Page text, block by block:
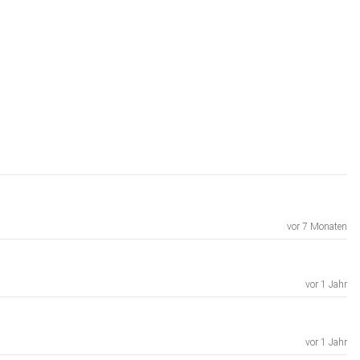
vor 7 Monaten
vor 1 Jahr
vor 1 Jahr